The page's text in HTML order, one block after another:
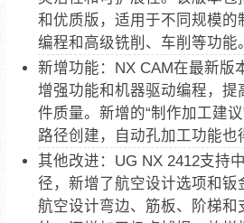
和优质版，适用于不同规模的
编程和高级铣削、车削等功能‌。‌
新增功能‌：NX CAM在最新版
增强功能和机器驱动编程，提
件质量。新增的“制作加工建
路径创建，自动孔加工功能也
其他改进‌：UG NX 2412支持
径，新增了航空设计选项和钣
航空设计弯边、筋板、阶梯和